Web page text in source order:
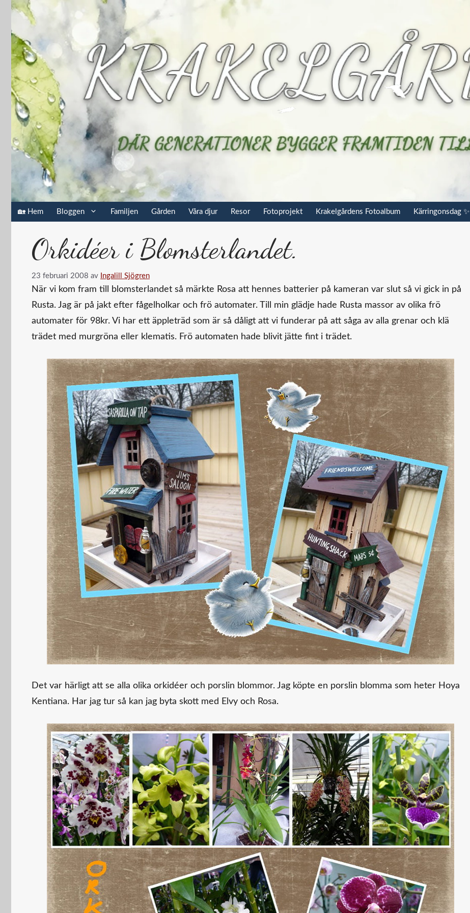
Hoppa
innehåll
🏡 Hem Bloggen Familjen Gården Våra djur Resor Fotoprojekt Krakelgårdens Fotoalbum Kärringonsdag ✨
Orkidéer i Blomsterlandet.
23 februari 2008 av Ingalill Sjögren
När vi kom fram till blomsterlandet så märkte Rosa att hennes batterier på kameran var slut så vi gick in på
Rusta. Jag är på jakt efter fågelholkar och frö automater. Till min glädje hade Rusta massor av olika frö
automater för 98kr. Vi har ett äppleträd som är så dåligt att vi funderar på att såga av alla grenar och klä
trädet med murgröna eller klematis. Frö automaten hade blivit jätte fint i trädet.
Det var härligt att se alla olika orkidéer och porslin blommor. Jag köpte en porslin blomma som heter Hoya
Kentiana. Har jag tur så kan jag byta skott med Elvy och Rosa.